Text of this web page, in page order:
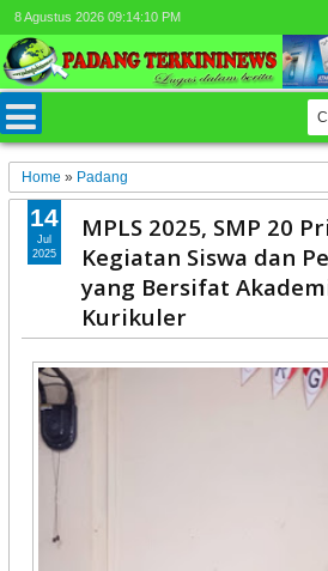
8 Agustus 2026 09:14:13 PM
Home » Padang
MPLS 2025, SMP 20
Kegiatan Siswa dan
yang Bersifat
Kurikuler
14
Jul
2025